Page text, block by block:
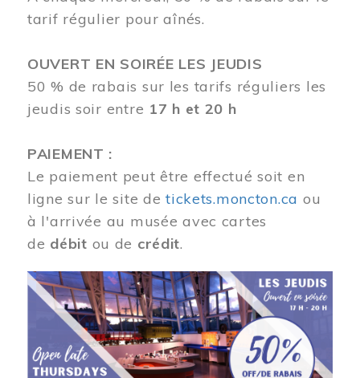
tarif régulier pour aînés.
OUVERT EN SOIRÉE LES JEUDIS
50 % de rabais sur les tarifs réguliers les
jeudis soir entre 17 h et 20 h
PAIEMENT :
Le paiement peut être effectué soit en
ligne sur le site detickets.moncton.ca ou
à l'arrivée au musée avec cartes
de débit ou de crédit.
Image